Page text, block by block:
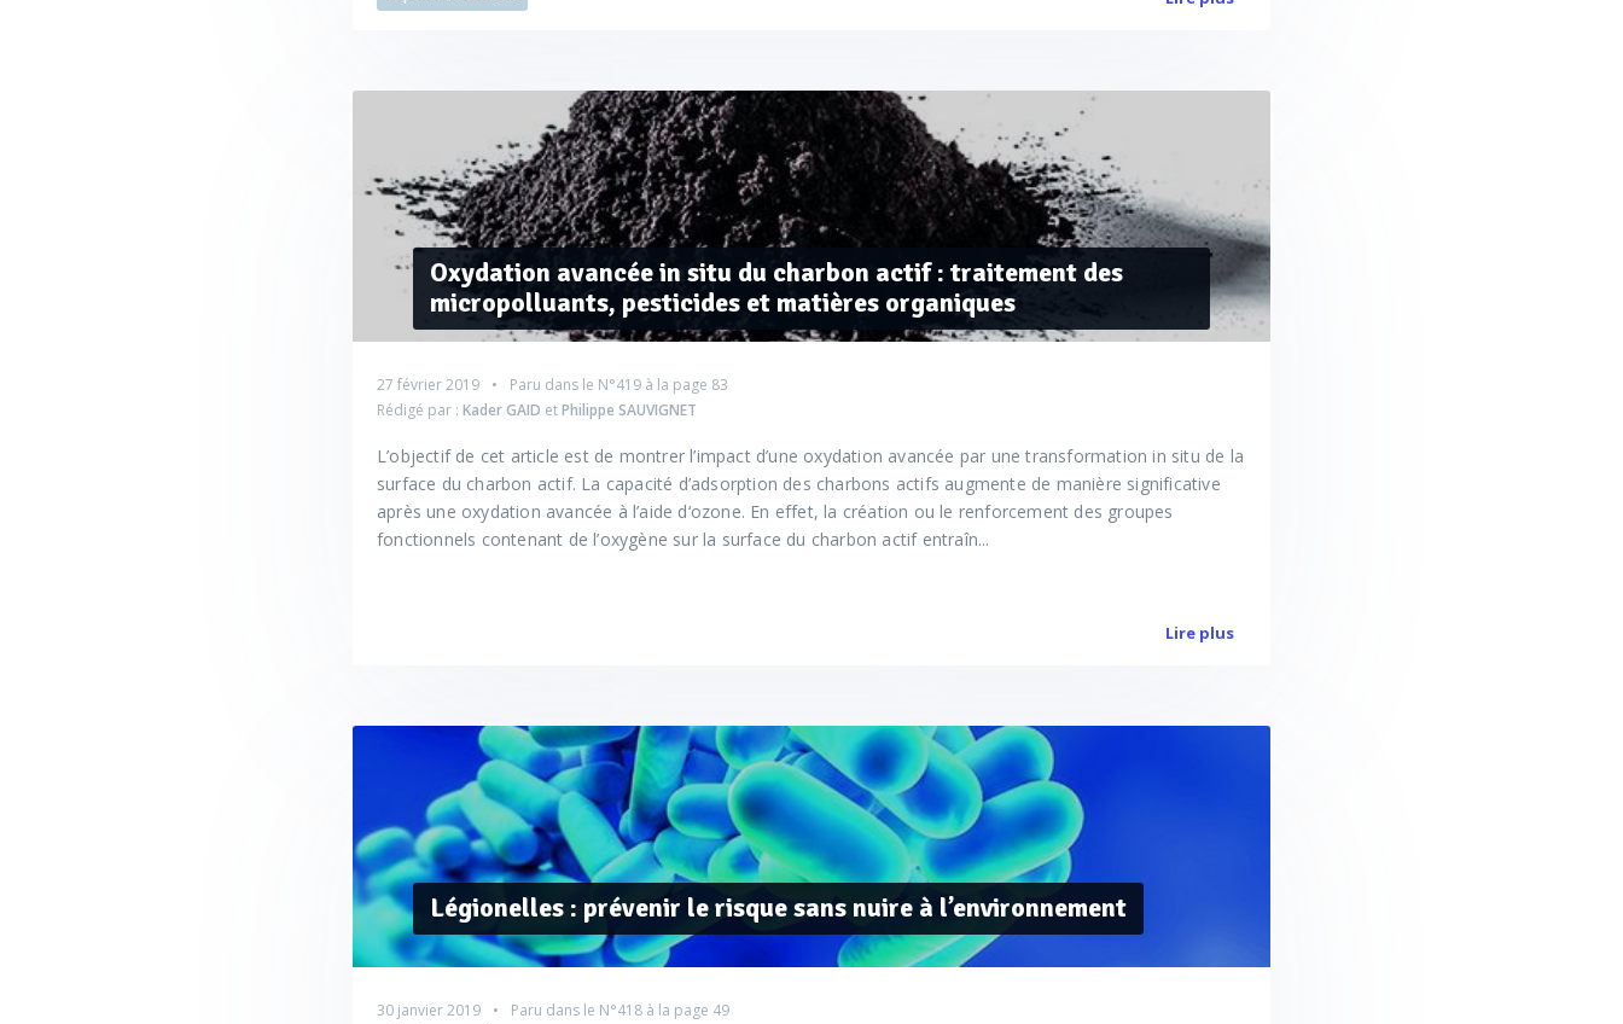
Oxydation avancée in situ du charbon actif : traitement des
micropolluants, pesticides et matières organiques
27 février 2019 Paru dans le N°419 à la page 83
Rédigé par : Kader GAID etPhilippe SAUVIGNET
L’objectif de cet article est de montrer l’impact d’une oxydation avancée par une transformation in situ de la
surface du charbon actif. La capacité d’adsorption des charbons actifs augmente de manière significative
après une oxydation avancée à l’aide d‘ozone. En effet, la création ou le renforcement des groupes
fonctionnels contenant de l’oxygène sur la surface du charbon actif entraîn...
Lire plus
Légionelles : prévenir le risque sans nuire à l’environnement
30 janvier 2019 Paru dans le N°418 à la page 49